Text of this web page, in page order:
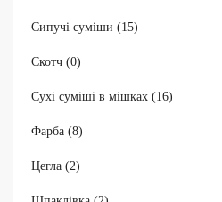
Сипучі суміши (15)
Скотч (0)
Сухі суміші в мішках (16)
Фарба (8)
Цегла (2)